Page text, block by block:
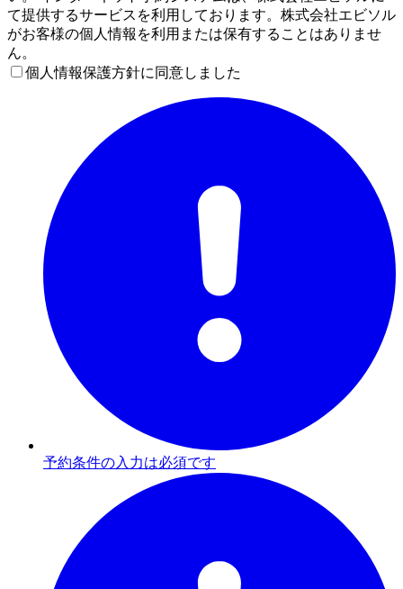
て提供するサービスを利用しております。株式会社エビソル
がお客様の個人情報を利用または保有することはありませ
ん。
個人情報保護方針に同意しました
予約条件の入力は必須です